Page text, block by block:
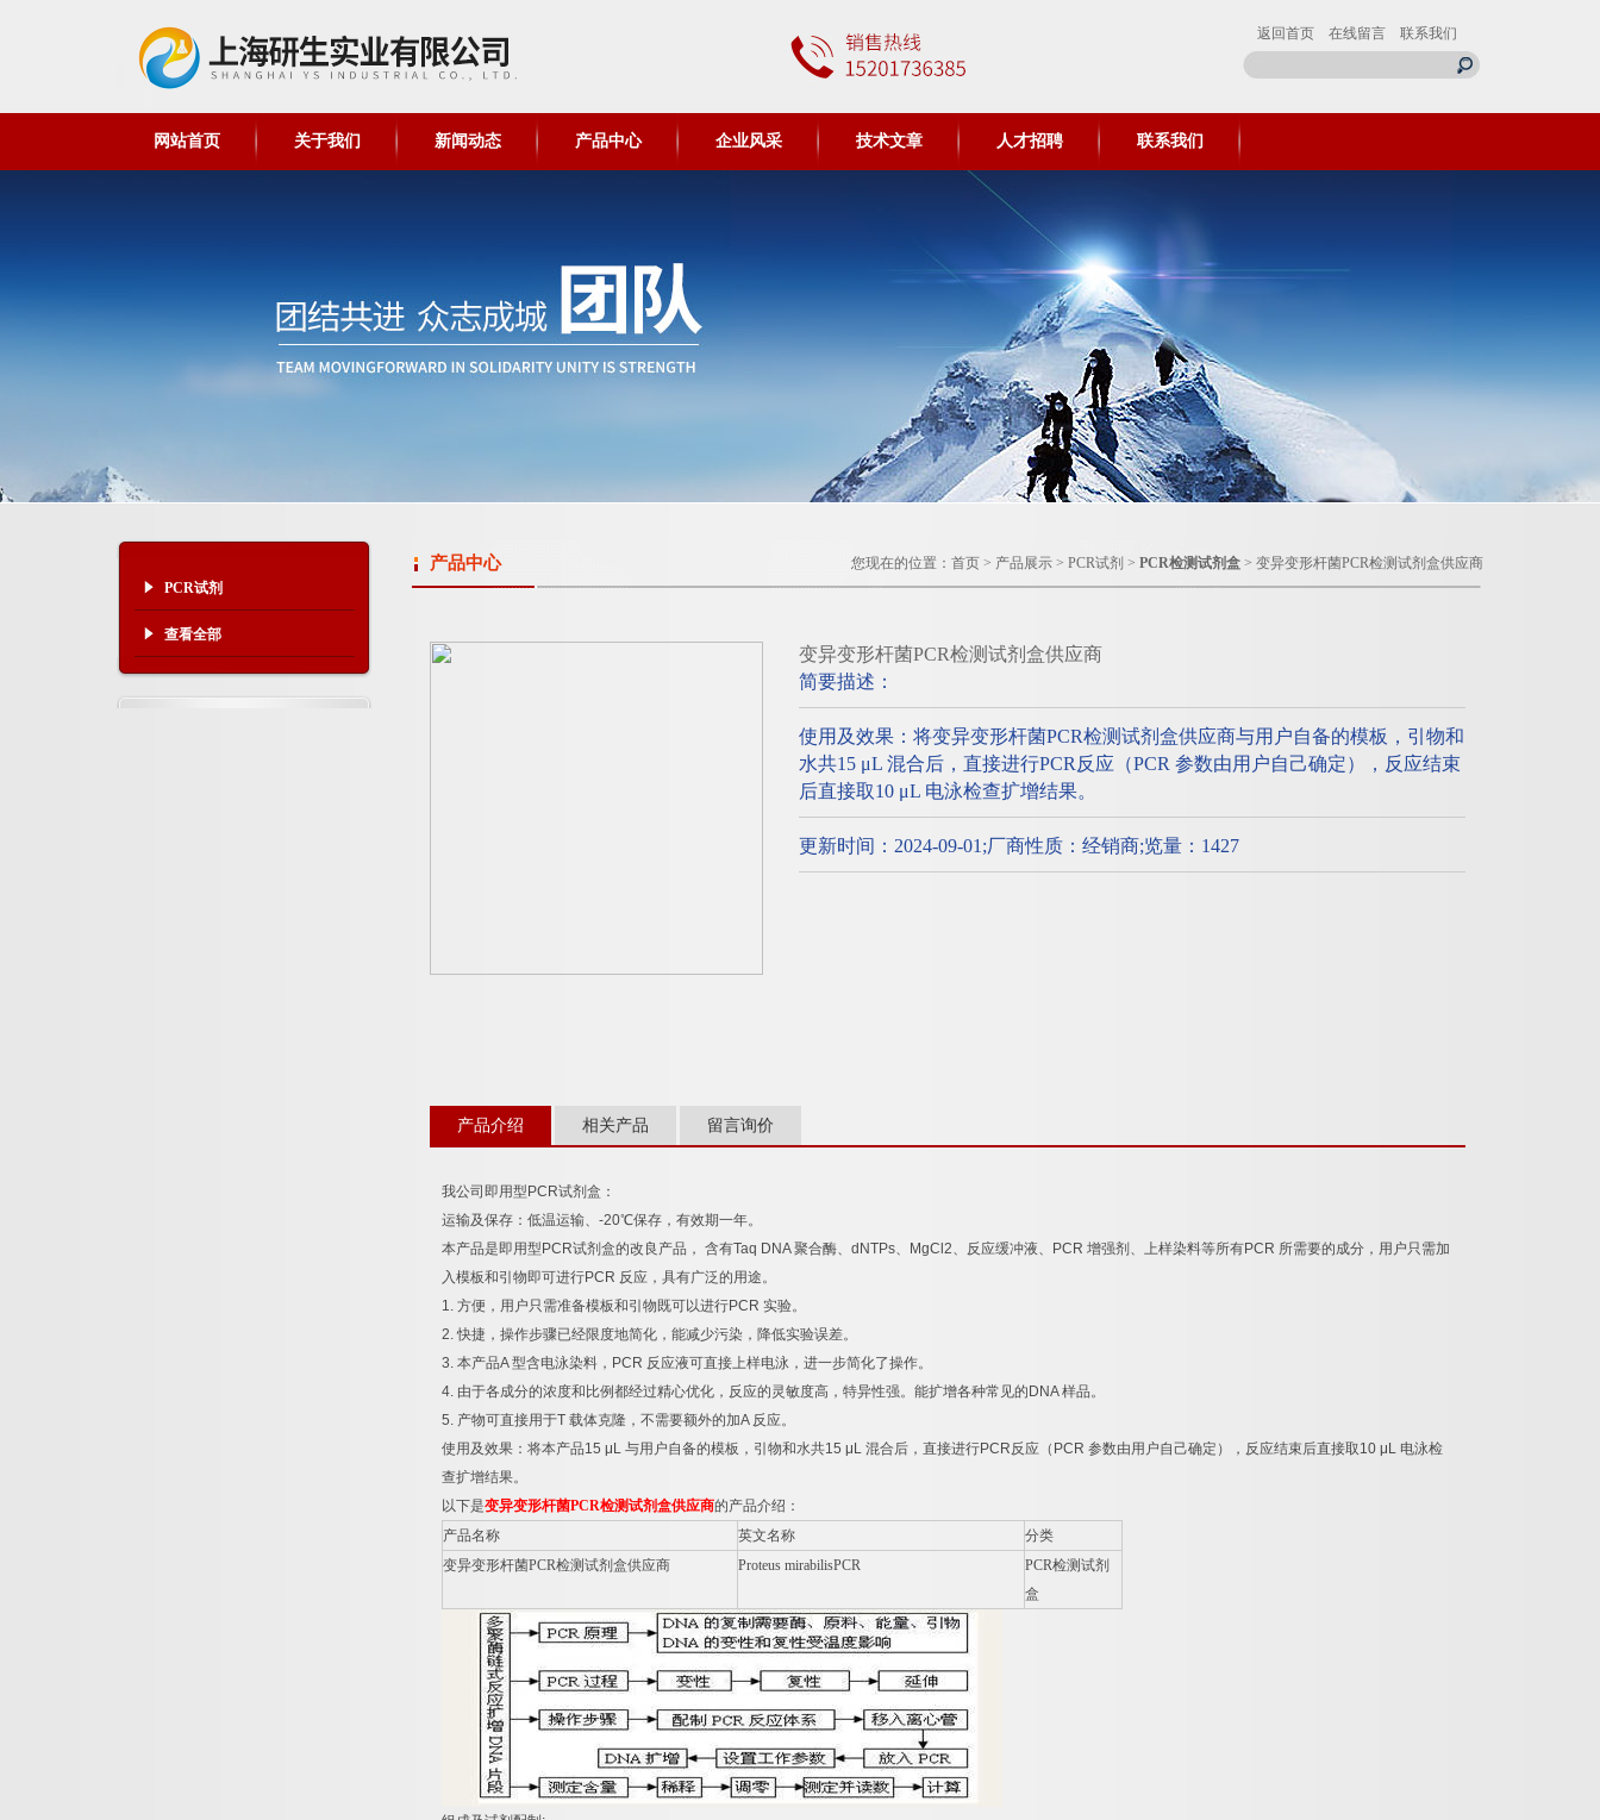
返回首页 在线留言 联系我们
网站首页 关于我们 新闻动态 产品中心 企业风采 技术文章 人才招聘 联系我们
PCR试剂
查看全部
产品中心 您现在的位置： 首页 > 产品展示 > PCR试剂 > PCR检测试剂盒 > 变异变形杆菌PCR检测试剂盒供应商
变异变形杆菌PCR检测试剂盒供应商
简要描述：
使用及效果：将变异变形杆菌PCR检测试剂盒供应商与用户自备的模板，引物和
水共15 μL 混合后，直接进行PCR反应（PCR 参数由用户自己确定），反应结束
后直接取10 μL 电泳检查扩增结果。
更新时间：2024-09-01;厂商性质：经销商;览量：1427
产品介绍 相关产品 留言询价
我公司即用型 PCR试剂盒：
运输及保存：低温运输、 -20℃保存，有效期一年。
本产品是即用型 PCR试剂盒的改良产品， 含有Taq DNA聚合酶、 dNTPs、 MgCl2、反应缓冲液、 PCR 增强剂、上样染料等所有PCR 所需要的成分，用户只需加
入模板和引物即可进行PCR 反应，具有广泛的用途。
1. 方便，用户只需准备模板和引物既可以进行PCR 实验。
2.快捷，操作步骤已经限度地简化，能减少污染，降低实验误差。
3. 本产品A型含电泳染料， PCR 反应液可直接上样电泳，进一步简化了操作。
4. 由于各成分的浓度和比例都经过精心优化，反应的灵敏度高，特异性强。能扩增各种常见的 DNA样品。
5. 产物可直接用于T 载体克隆，不需要额外的加A 反应。
使用及效果：将本产品15 μL 与用户自备的模板，引物和水共15 μL 混合后，直接进行PCR反应（ PCR 参数由用户自己确定），反应结束后直接取10 μL 电泳检
查扩增结果。
以下是变异变形杆菌PCR检测试剂盒供应商的产品介绍：
产品名称
英文名称
分类
变异变形杆菌PCR检测试剂盒供应商 Proteus mirabilisPCR PCR检测试剂
盒